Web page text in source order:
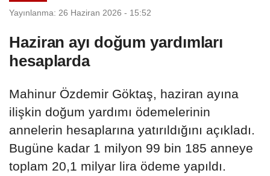
Yayınlanma: 26 Haziran 2026 - 15:52
Haziran ayı doğum yardımları
hesaplarda
Mahinur Özdemir Göktaş, haziran ayına
ilişkin doğum yardımı ödemelerinin
annelerin hesaplarına yatırıldığını açıkladı.
Bugüne kadar 1 milyon 99 bin 185 anneye
toplam 20,1 milyar lira ödeme yapıldı.